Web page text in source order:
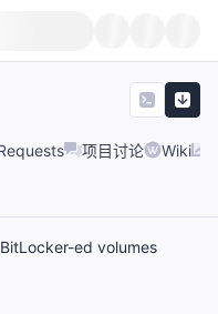
项目讨论 Wiki
ed volumes